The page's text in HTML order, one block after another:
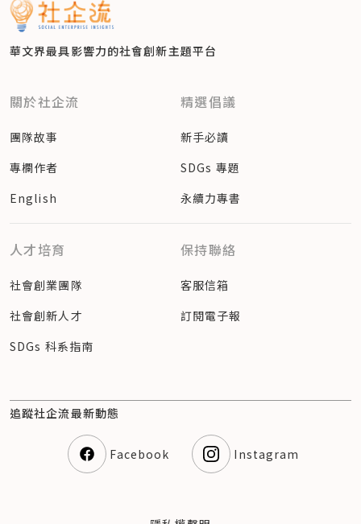
華文界最具影響力的社會創新主題平台
關於社企流
團隊故事
專欄作者
English
精選倡議
新手必讀
SDGs 專題
永續力專書
人才培育
社會創業團隊
社會創新人才
SDGs 科系指南
保持聯絡
客服信箱
訂閱電子報
追蹤社企流最新動態
Facebook Instagram